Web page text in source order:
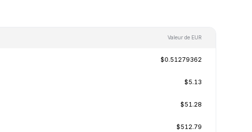
Valeur de EUR
$0.51279362
$5.13
$51.28
$512.79